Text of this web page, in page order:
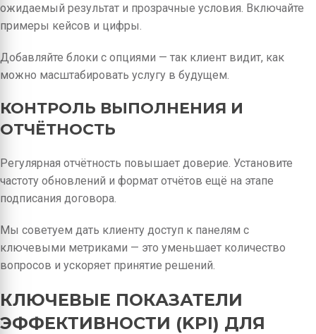
ожидаемый результат и прозрачные условия. Включайте
примеры кейсов и цифры.
Добавляйте блоки с опциями — так клиент видит, как
можно масштабировать услугу в будущем.
КОНТРОЛЬ ВЫПОЛНЕНИЯ И
ОТЧЁТНОСТЬ
Регулярная отчётность повышает доверие. Установите
частоту обновлений и формат отчётов ещё на этапе
подписания договора.
Мы советуем дать клиенту доступ к панелям с
ключевыми метриками — это уменьшает количество
вопросов и ускоряет принятие решений.
КЛЮЧЕВЫЕ ПОКАЗАТЕЛИ
ЭФФЕКТИВНОСТИ (KPI) ДЛЯ